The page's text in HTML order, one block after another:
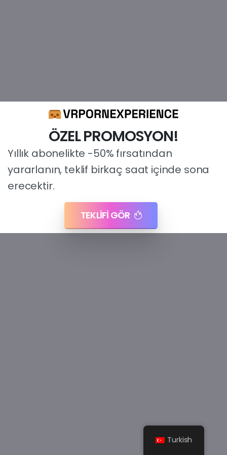
ÖZEL PROMOSYON!
Yıllık abonelikte -50% fırsatından
yararlanın, teklif birkaç saat içinde sona
erecektir.
TEKLİFİ GÖR
Turkish